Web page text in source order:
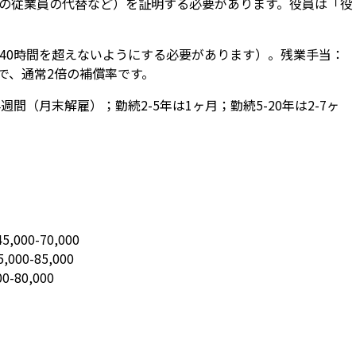
間を超えないようにする必要があります）。残業手当：
通常2倍の補償率です。
間（月末解雇）；勤続2-5年は1ヶ月；勤続5-20年は2-7ヶ
70,000
85,000
80,000